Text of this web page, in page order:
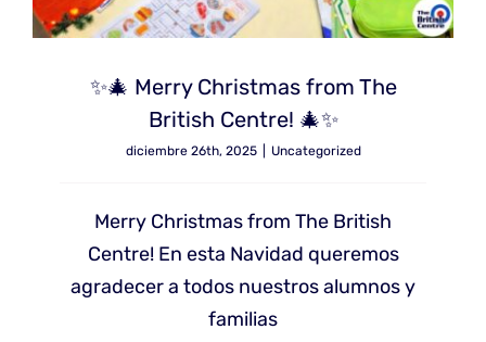
✨🎄 Merry Christmas from The
British Centre! 🎄✨
diciembre 26th, 2025 Uncategorized
Merry Christmas from The British
Centre! En esta Navidad queremos
agradecer a todos nuestros alumnos y
familias